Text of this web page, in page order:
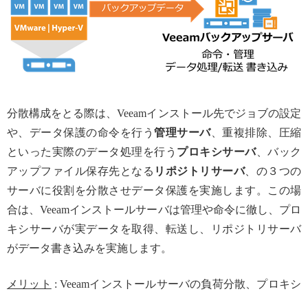
分散構成をとる際は、Veeamインストール先でジョブの設定
や、データ保護の命令を行う管理サーバ、重複排除、圧縮
といった実際のデータ処理を行う プロキシサーバ、バック
アップファイル保存先となる リポジトリサーバ、の３つの
サーバに役割を分散させデータ保護を実施します。この場
合は、Veeamインストールサーバは管理や命令に徹し、プロ
キシサーバが実データを取得、転送し、リポジトリサーバ
がデータ書き込みを実施します。
メリット : Veeamインストールサーバの負荷分散、プロキシ